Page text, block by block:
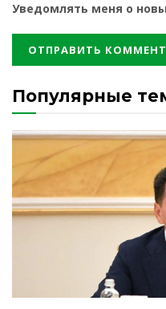
Уведомлять меня о
Популярные